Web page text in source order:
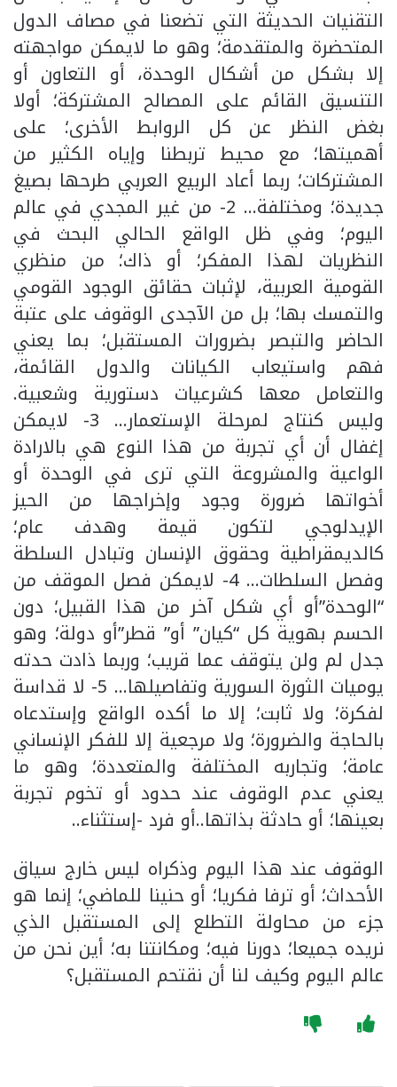
التقنيات الحديثة التي تضعنا في مصاف الدول
المتحضرة والمتقدمة؛ وهو ما لايمكن مواجهته
إلا بشكل من أشكال الوحدة، أو التعاون أو
التنسيق القائم على المصالح المشتركة؛ أولا
بغض النظر عن كل الروابط الأخرى؛ على
أهميتها؛ مع محيط تربطنا وإياه الكثير من
المشتركات؛ ربما أعاد الربيع العربي طرحها بصيغ
جديدة؛ ومختلفة… 2- من غير المجدي في عالم
اليوم؛ وفي ظل الواقع الحالي البحث في
النظريات لهذا المفكر؛ أو ذاك؛ من منظري
القومية العربية، لإثبات حقائق الوجود القومي
والتمسك بها؛ بل من الآجدى الوقوف على عتبة
الحاضر والتبصر بضرورات المستقبل؛ بما يعني
فهم واستيعاب الكيانات والدول القائمة،
والتعامل معها كشرعيات دستورية وشعبية.
وليس كنتاج لمرحلة الإستعمار… 3- لايمكن
إغفال أن أي تجربة من هذا النوع هي بالارادة
الواعية والمشروعة التي ترى في الوحدة أو
أخواتها ضرورة وجود وإخراجها من الحيز
الإيدلوجي لتكون قيمة وهدف عام؛
كالديمقراطية وحقوق الإنسان وتبادل السلطة
وفصل السلطات… 4- لايمكن فصل الموقف من
“الوحدة”أو أي شكل آخر من هذا القبيل؛ دون
الحسم بهوية كل “كيان” أو” قطر”أو دولة؛ وهو
جدل لم ولن يتوقف عما قريب؛ وربما ذادت حدته
يوميات الثورة السورية وتفاصيلها… 5- لا قداسة
لفكرة؛ ولا ثابت؛ إلا ما أكده الواقع وإستدعاه
بالحاجة والضرورة؛ ولا مرجعية إلا للفكر الإنساني
عامة؛ وتجاربه المختلفة والمتعددة؛ وهو ما
يعني عدم الوقوف عند حدود أو تخوم تجربة
بعينها؛ أو حادثة بذاتها..أو فرد -إستثناء..
الوقوف عند هذا اليوم وذكراه ليس خارج سياق
الأحداث؛ أو ترفا فكريا؛ أو حنينا للماضي؛ إنما هو
جزء من محاولة التطلع إلى المستقبل الذي
نريده جميعا؛ دورنا فيه؛ ومكانتنا به؛ أين نحن من
عالم اليوم وكيف لنا أن نقتحم المستقبل؟